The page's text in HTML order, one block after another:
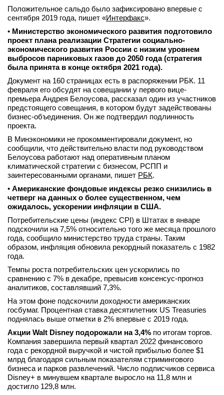
Положительное сальдо было зафиксировано впервые с
сентября 2019 года, пишет «Интерфакс».
• Министерство экономического развития подготовило
проект плана реализации Стратегии социально-
экономического развития России с низким уровнем
выбросов парниковых газов до 2050 года (стратегия
была принята в конце октября 2021 года).
Документ на 160 страницах есть в распоряжении РБК. 11
февраля его обсудят на совещании у первого вице-
премьера Андрея Белоусова, рассказал один из участников
предстоящего совещания, в котором будут задействованы
бизнес-объединения. Он же подтвердил подлинность
проекта.
В Минэкономики не прокомментировали документ, но
сообщили, что действительно власти под руководством
Белоусова работают над оперативным планом
климатической стратегии с бизнесом, РСПП и
заинтересованными органами, пишет РБК.
• Американские фондовые индексы резко снизились в
четверг на данных о более существенном, чем
ожидалось, ускорении инфляции в США.
Потребительские цены (индекс CPI) в Штатах в январе
подскочили на 7,5% относительно того же месяца прошлого
года, сообщило министерство труда страны. Таким
образом, инфляция обновила рекордный показатель с 1982
года.
Темпы роста потребительских цен ускорились по
сравнению с 7% в декабре, превысив консенсус-прогноз
аналитиков, составлявший 7,3%.
На этом фоне подскочили доходности американских
госбумаг. Процентная ставка десятилетних US Treasuries
поднялась выше отметки в 2% впервые с 2019 года.
Акции Walt Disney подорожали на 3,4% по итогам торгов.
Компания завершила первый квартал 2022 финансового
года с рекордной выручкой и чистой прибылью более $1
млрд благодаря сильным показателям стримингового
бизнеса и парков развлечений. Число подписчиков сервиса
Disney+ в минувшем квартале выросло на 11,8 млн и
достигло 129,8 млн.